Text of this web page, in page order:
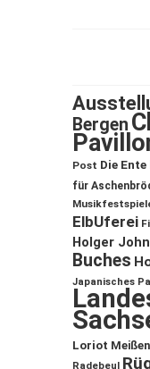
Bergen
Post Die
für
ElbUferei
Holger John
Buches
Japanisches
Loriot Meißen
Radebeul